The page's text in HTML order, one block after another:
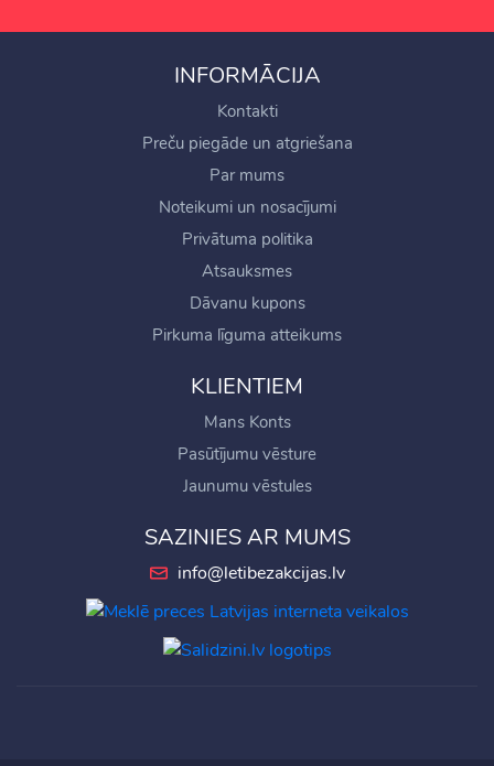
INFORMĀCIJA
Kontakti
Preču piegāde un atgriešana
Par mums
Noteikumi un nosacījumi
Privātuma politika
Atsauksmes
Dāvanu kupons
Pirkuma līguma atteikums
KLIENTIEM
Mans Konts
Pasūtījumu vēsture
Jaunumu vēstules
SAZINIES AR MUMS
info@letibezakcijas.lv